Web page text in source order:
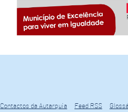
Contactos da Autarquia Feed RSS